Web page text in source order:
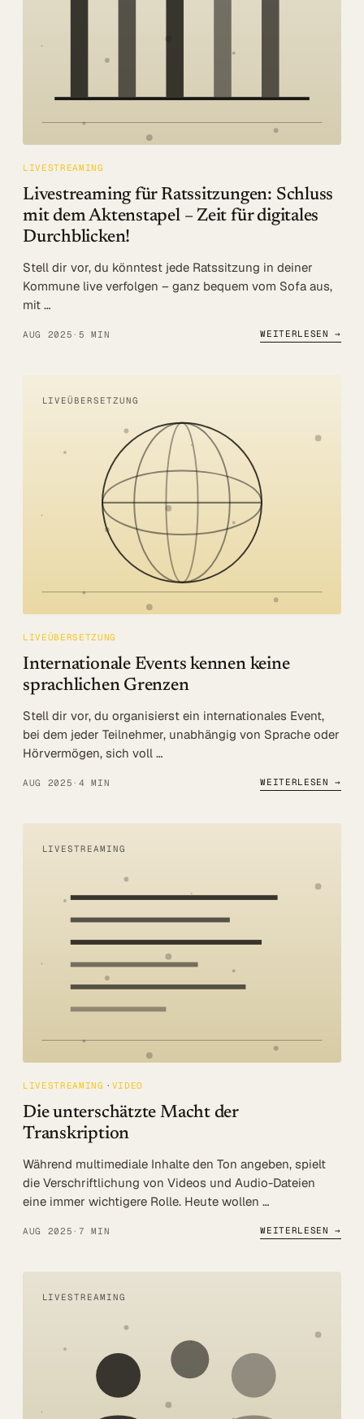
LIVESTREAMING
Livestreaming für Ratssitzungen: Schluss
mit dem Aktenstapel – Zeit für digitales
Durchblicken!
Stell dir vor, du könntest jede Ratssitzung in deiner
Kommune live verfolgen – ganz bequem vom Sofa aus,
mit …
AUG 2025 · 5 MIN WEITERLESEN →
LIVEÜBERSETZUNG
LIVEÜBERSETZUNG
Internationale Events kennen keine
sprachlichen Grenzen
Stell dir vor, du organisierst ein internationales Event,
bei dem jeder Teilnehmer, unabhängig von Sprache oder
Hörvermögen, sich voll …
AUG 2025 · 4 MIN WEITERLESEN →
LIVESTREAMING
LIVESTREAMING VIDEO
Die unterschätzte Macht der
Transkription
Während multimediale Inhalte den Ton angeben, spielt
die Verschriftlichung von Videos und Audio-Dateien
eine immer wichtigere Rolle. Heute wollen …
AUG 2025 · 7 MIN WEITERLESEN →
LIVESTREAMING